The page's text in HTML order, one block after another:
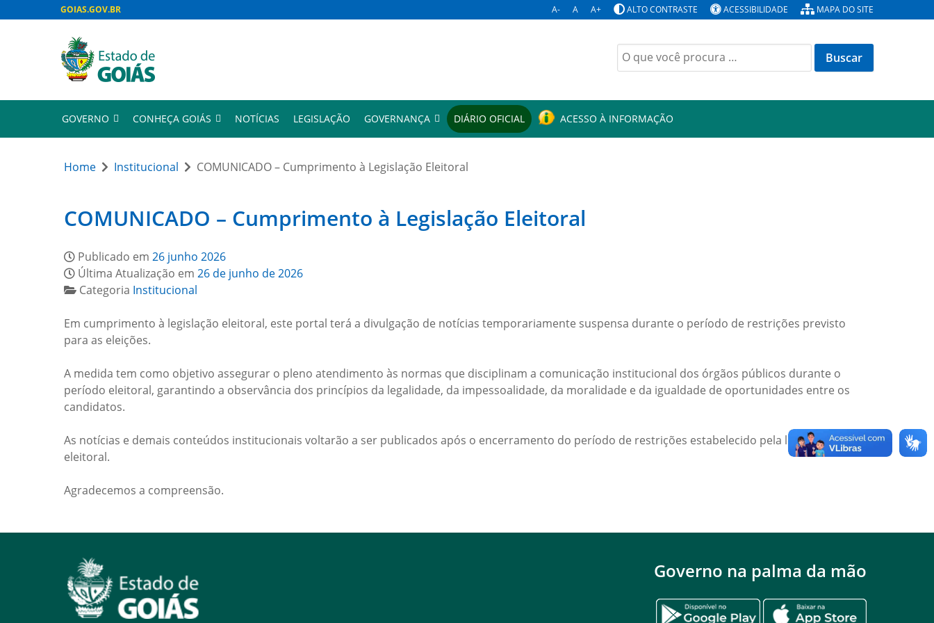
GOIAS.GOV.BR A- A A+ ALTO CONTRASTE ACESSIBILIDADE MAPA DO SITE
Buscar
por:
GOVERNO CONHEÇA GOIÁS NOTÍCIAS LEGISLAÇÃO GOVERNANÇA DIÁRIO OFICIAL ACESSO À INFORMAÇÃO
Home Institucional COMUNICADO – Cumprimento à Legislação Eleitoral
COMUNICADO – Cumprimento à Legislação Eleitoral
Publicado em 26 junho 2026
Última Atualização em 26 de junho de 2026
Categoria Institucional
Em cumprimento à legislação eleitoral, este portal terá a divulgação de notícias temporariamente suspensa durante o período de restrições previsto
para as eleições.
A medida tem como objetivo assegurar o pleno atendimento às normas que disciplinam a comunicação institucional dos órgãos públicos durante o
período eleitoral, garantindo a observância dos princípios da legalidade, da impessoalidade, da moralidade e da igualdade de oportunidades entre os
candidatos.
As notícias e demais conteúdos institucionais voltarão a ser publicados após o encerramento do período de restrições estabelecido pela legislação
eleitoral.
Agradecemos a compreensão.
Governo na palma da mão